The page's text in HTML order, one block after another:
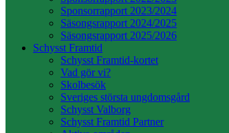
Sponsorrapport 2023/2024
Säsongsrapport 2024/2025
Säsongsrapport 2025/2026
Schysst Framtid
Schysst Framtid-kortet
Vad gör vi?
Skolbesök
Sveriges största ungdomsgård
Schysst Valborg
Schysst Framtid Partner